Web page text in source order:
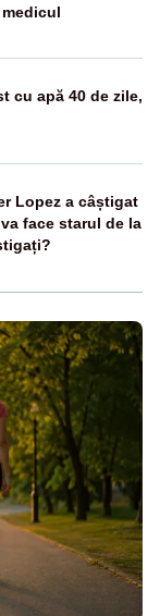
cu apă 40 de zile,
Lopez a câștigat
face starul de la